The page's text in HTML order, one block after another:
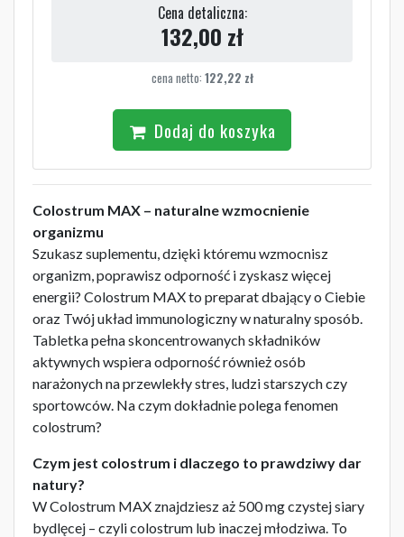
Cena detaliczna:
132,00 zł
cena netto: 122,22 zł
Dodaj do koszyka
Colostrum MAX – naturalne wzmocnienie
organizmu
Szukasz suplementu, dzięki któremu wzmocnisz
organizm, poprawisz odporność i zyskasz więcej
energii? Colostrum MAX to preparat dbający o Ciebie
oraz Twój układ immunologiczny w naturalny sposób.
Tabletka pełna skoncentrowanych składników
aktywnych wspiera odporność również osób
narażonych na przewlekły stres, ludzi starszych czy
sportowców. Na czym dokładnie polega fenomen
colostrum?
Czym jest colostrum i dlaczego to prawdziwy dar
natury?
W Colostrum MAX znajdziesz aż 500 mg czystej siary
bydlęcej – czyli colostrum lub inaczej młodziwa. To